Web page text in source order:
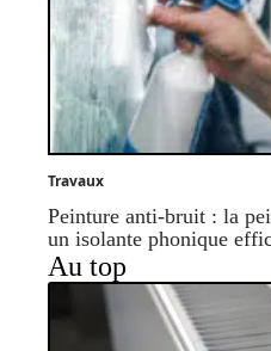
Travaux
Peinture anti-bruit : la
un isolante phonique
Au top